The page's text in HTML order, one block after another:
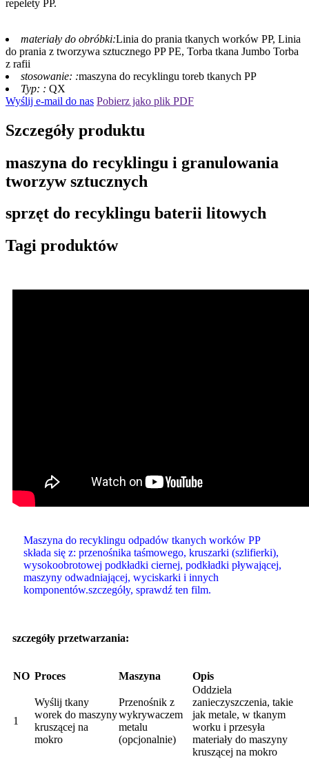
repelety PP.
materiały do ​​obróbki:Linia do prania tkanych worków PP, Linia
do prania z tworzywa sztucznego PP PE, Torba tkana Jumbo Torba
z rafii
stosowanie: :maszyna do recyklingu toreb tkanych PP
Typ: : QX
Wyślij e-mail do nas Pobierz jako plik PDF
Szczegóły produktu
maszyna do recyklingu i granulowania
tworzyw sztucznych
sprzęt do recyklingu baterii litowych
Tagi produktów
Maszyna do recyklingu odpadów tkanych worków PP
składa się z: przenośnika taśmowego, kruszarki (szlifierki),
wysokoobrotowej podkładki ciernej, podkładki pływającej,
maszyny odwadniającej, wyciskarki i innych
komponentów.szczegóły, sprawdź ten film.
szczegóły przetwarzania:
NO Proces Maszyna Opis
1
Wyślij tkany
worek do maszyny
kruszącej na
mokro
Przenośnik z
wykrywaczem
metalu
(opcjonalnie)
Oddziela
zanieczyszczenia, takie
jak metale, w tkanym
worku i przesyła
materiały do ​​maszyny
kruszącej na mokro